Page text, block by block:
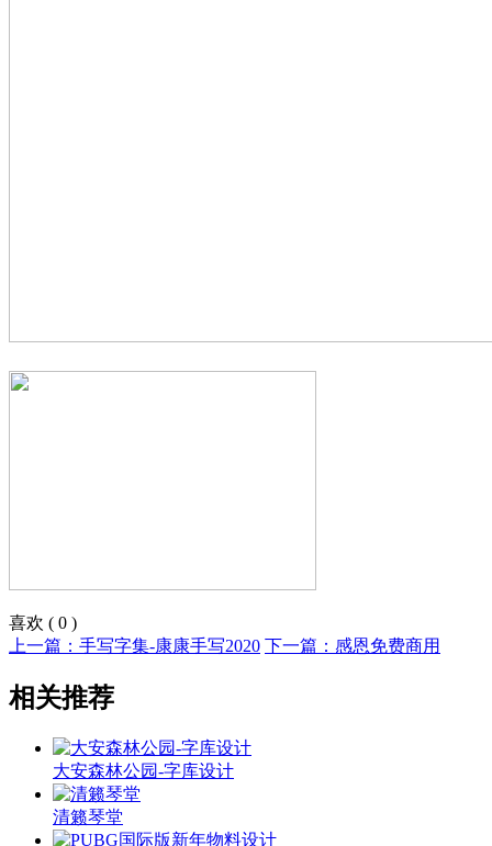
喜欢 ( 0 )
上一篇：手写字集-康康手写2020 下一篇：感恩免费商用
相关推荐
大安森林公园-字库设计
清籁琴堂